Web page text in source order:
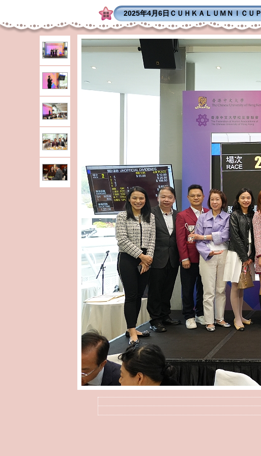
2025年4月6日ＣＵＨＫＡＬＵＭＮＩＣＵＰ